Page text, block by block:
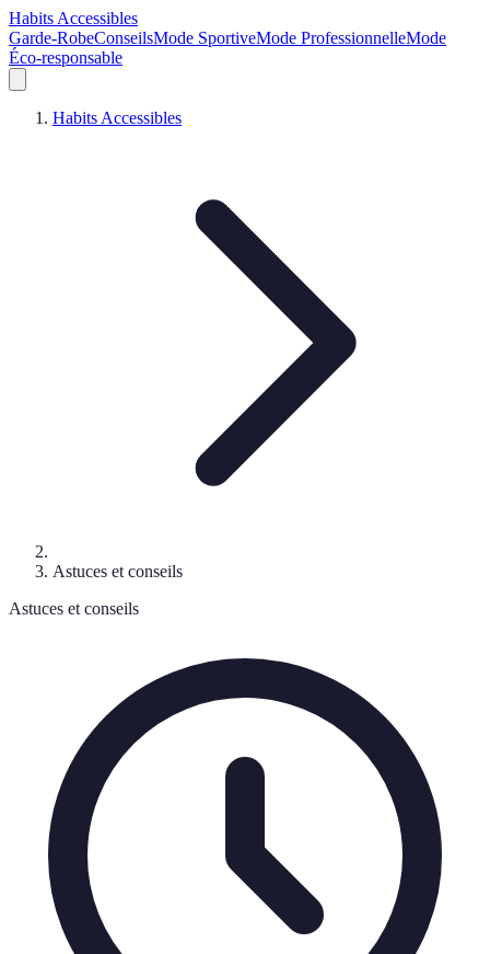
Habits Accessibles
Garde-RobeConseilsMode SportiveMode ProfessionnelleMode
Éco-responsable
Habits Accessibles
Astuces et conseils
Astuces et conseils